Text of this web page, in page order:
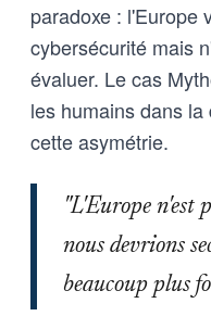
paradoxe : l'Europe
cybersécurité mais
évaluer. Le cas
les humains dans
cette asymétrie.
"L'Europe n'est
nous devrions
beaucoup plus